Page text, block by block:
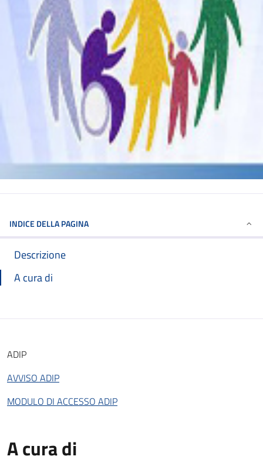
INDICE DELLA PAGINA
Descrizione
A cura di
ADIP
AVVISO ADIP
MODULO DI ACCESSO ADIP
A cura di